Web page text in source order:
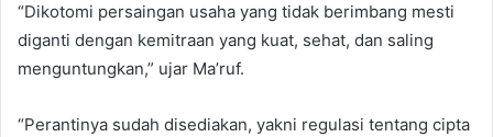
“Dikotomi persaingan usaha yang tidak berimbang mesti
diganti dengan kemitraan yang kuat, sehat, dan saling
menguntungkan,” ujar Ma’ruf.
“Perantinya sudah disediakan, yakni regulasi tentang cipta